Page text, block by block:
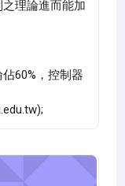
理論進而能加
60%，控制器